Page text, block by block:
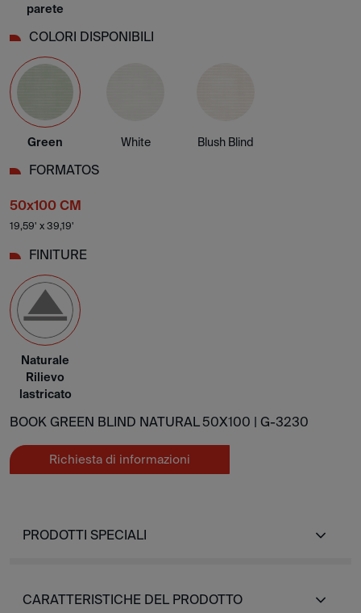
parete
COLORI DISPONIBILI
Green White Blush Blind
FORMATOS
50x100 CM
19,59' x 39,19'
FINITURE
Naturale
Rilievo
lastricato
BOOK GREEN BLIND NATURAL 50X100 | G-3230
Richiesta di informazioni
PRODOTTI SPECIALI
CARATTERISTICHE DEL PRODOTTO